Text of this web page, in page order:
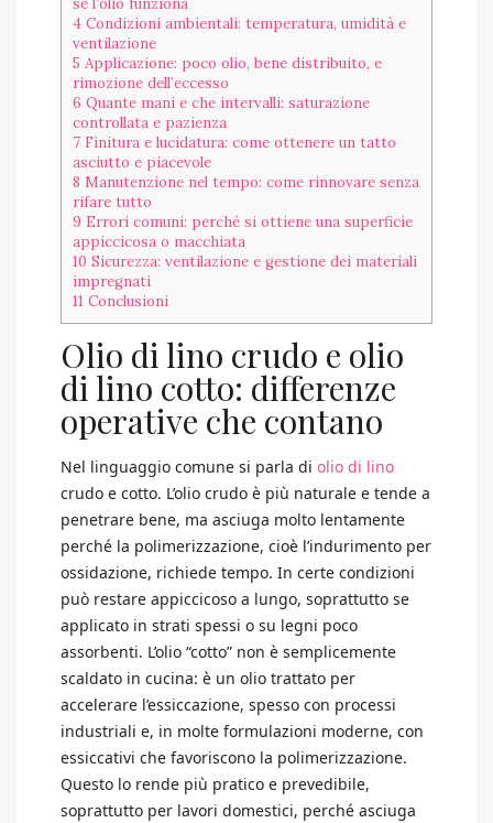
se l’olio funziona
4 Condizioni ambientali: temperatura, umidità e
ventilazione
5 Applicazione: poco olio, bene distribuito, e
rimozione dell’eccesso
6 Quante mani e che intervalli: saturazione
controllata e pazienza
7 Finitura e lucidatura: come ottenere un tatto
asciutto e piacevole
8 Manutenzione nel tempo: come rinnovare senza
rifare tutto
9 Errori comuni: perché si ottiene una superficie
appiccicosa o macchiata
10 Sicurezza: ventilazione e gestione dei materiali
impregnati
11 Conclusioni
Olio di lino crudo e olio
di lino cotto: differenze
operative che contano
Nel linguaggio comune si parla di olio di lino
crudo e cotto. L’olio crudo è più naturale e tende a
penetrare bene, ma asciuga molto lentamente
perché la polimerizzazione, cioè l’indurimento per
ossidazione, richiede tempo. In certe condizioni
può restare appiccicoso a lungo, soprattutto se
applicato in strati spessi o su legni poco
assorbenti. L’olio “cotto” non è semplicemente
scaldato in cucina: è un olio trattato per
accelerare l’essiccazione, spesso con processi
industriali e, in molte formulazioni moderne, con
essiccativi che favoriscono la polimerizzazione.
Questo lo rende più pratico e prevedibile,
soprattutto per lavori domestici, perché asciuga